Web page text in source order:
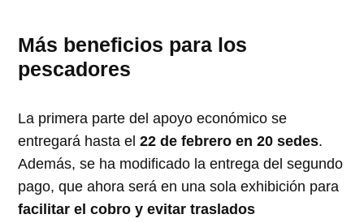
Más beneficios para los
pescadores
La primera parte del apoyo económico se
entregará hasta el22 de febrero en 20 sedes.
Además, se ha modificado la entrega del segundo
pago, que ahora será en una sola exhibición para
facilitar el cobro y evitar traslados